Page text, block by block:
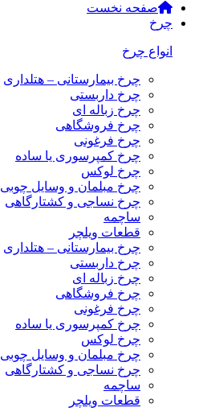
صفحه نخست
چرخ
انواع چرخ
چرخ بیمارستانی – هتلداری
چرخ داربستی
چرخ زباله ای
چرخ فروشگاهی
چرخ فرغونی
چرخ کمپرسوری یا ساده
چرخ لوکس
چرخ مبلمان و وسایل چوبی
چرخ نساجی و کشتارگاهی
ساچمه
قطعات ویلچر
چرخ بیمارستانی – هتلداری
چرخ داربستی
چرخ زباله ای
چرخ فروشگاهی
چرخ فرغونی
چرخ کمپرسوری یا ساده
چرخ لوکس
چرخ مبلمان و وسایل چوبی
چرخ نساجی و کشتارگاهی
ساچمه
قطعات ویلچر